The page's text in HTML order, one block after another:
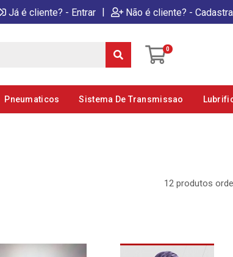
Já é cliente? - Entrar | Não é cliente? -
0
Pneumaticos Sistema De Transmissao
12 produtos